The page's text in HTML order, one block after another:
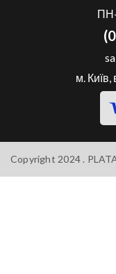
м.
Copyright 2024 .